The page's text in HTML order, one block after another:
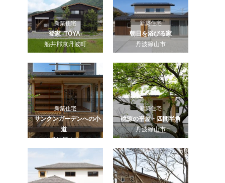
新築住宅
登家 -TÔYA-
船井郡京丹波町
新築住宅
朝日を浴びる家
丹波篠山市
新築住宅
サンクンガーデンへの小
道
丹波篠山市
新築住宅
桃源の平屋・四間半角
丹波篠山市